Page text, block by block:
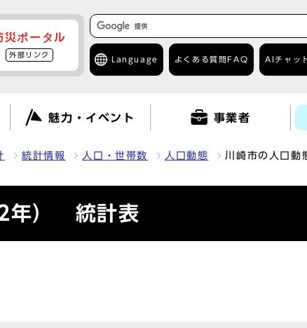
災ポータル
外部リンク
Language よくある質問 FAQ AIチャッ
魅力・イベント 事業者
統計情報 人口・世帯数 人口動態 川崎市の人口
年） 統計表